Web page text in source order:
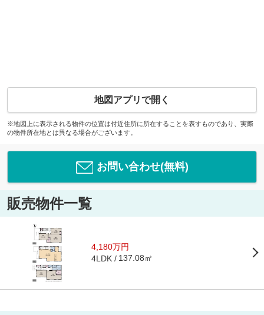
地図アプリで開く
※地図上に表示される物件の位置は付近住所に所在することを表すものであり、実際
の物件所在地とは異なる場合がございます。
お問い合わせ(無料)
販売物件一覧
4,180万円
4LDK 137.08㎡